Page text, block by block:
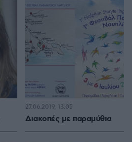
Διακοπές με παραμύθια
27.06.2019, 13:05